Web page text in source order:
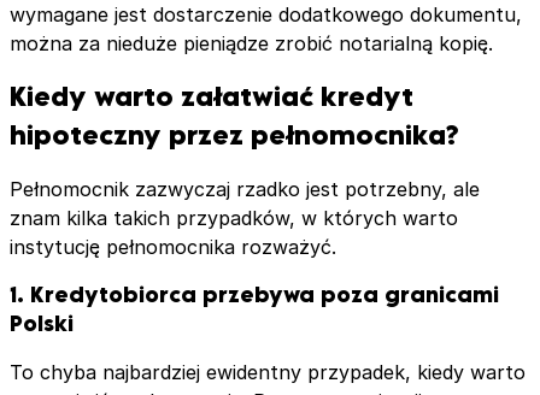
wymagane jest dostarczenie dodatkowego dokumentu,
można za nieduże pieniądze zrobić notarialną kopię.
Kiedy warto załatwiać kredyt
hipoteczny przez pełnomocnika?
Pełnomocnik zazwyczaj rzadko jest potrzebny, ale
znam kilka takich przypadków, w których warto
instytucję pełnomocnika rozważyć.
1. Kredytobiorca przebywa poza granicami
Polski
To chyba najbardziej ewidentny przypadek, kiedy warto